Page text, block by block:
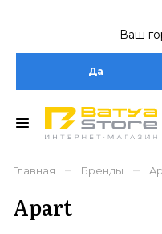
Ваш
Да
Главная – Бренды –
Apart